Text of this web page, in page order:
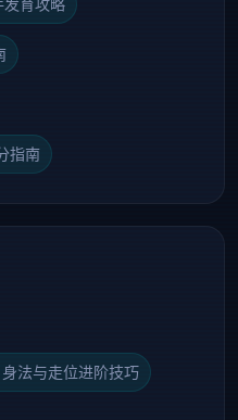
发育攻略
指南
法与走位进阶技巧